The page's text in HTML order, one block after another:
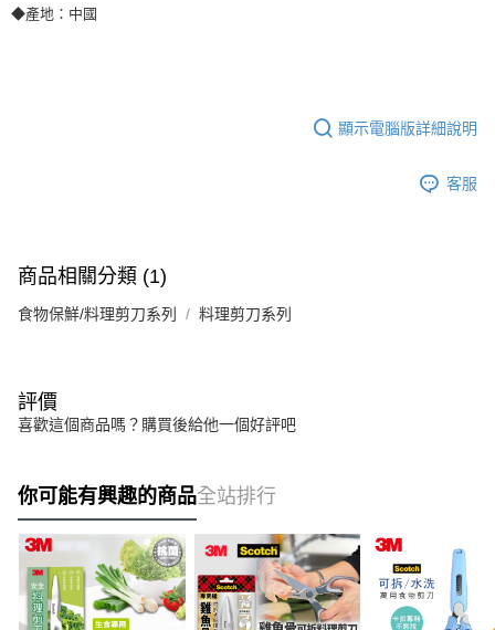
◆產地：中國
顯示電腦版詳細說明
客服
商品相關分類 (1)
食物保鮮/料理剪刀系列 料理剪刀系列
評價
喜歡這個商品嗎？購買後給他一個好評吧
你可能有興趣的商品全站排行